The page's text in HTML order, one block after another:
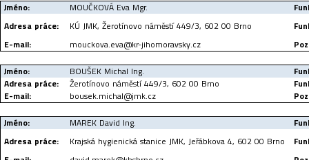
Jméno: MOUČKOVÁ Eva Mgr.
Adresa práce:
KÚ JMK, Žerotínovo náměstí 449/3, 602 00 Brno
E-mail:
mouckova.eva@kr-jihomoravsky.cz
Jméno: BOUŠEK Michal Ing.
Adresa práce:
Žerotínovo náměstí 449/3, 602 00 Brno
E-mail:
bousek.michal@jmk.cz
Jméno: MAREK David Ing.
Adresa práce:
Krajská hygienická stanice JMK, Jeřábkova 4, 602 00 Brno